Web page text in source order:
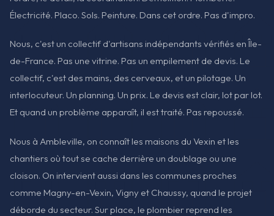
Électricité. Placo. Sols. Peinture. Dans cet ordre. Pas d'impro.
Nous, c'est un collectif d'artisans indépendants vérifiés en Île-
de-France. Pas une vitrine. Pas un empilement de devis. Le
collectif, c'est des mains, des cerveaux, et un pilotage. Un
interlocuteur. Un planning. Un prix. Le devis est clair, lot par lot.
Et quand un problème apparaît, il est traité. Pas repoussé.
Nous à Ambleville, on connaît les maisons du Vexin et les
chantiers où tout se cache derrière un doublage ou une
cloison. On intervient aussi dans les communes proches
comme Magny-en-Vexin, Vigny et Chaussy, quand le projet
déborde du secteur. Sur place, le plombier reprend les